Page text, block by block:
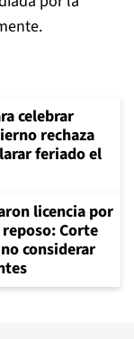
celebrar
rechaza
feriado el
licencia por
Corte
considerar